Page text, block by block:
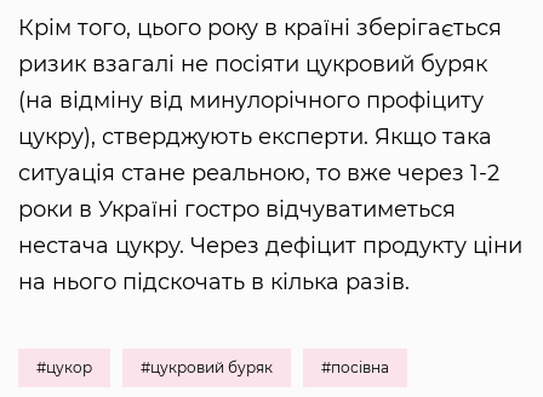
Крім того, цього року в країні зберігається
ризик взагалі не посіяти цукровий буряк
(на відміну від минулорічного профіциту
цукру), стверджують експерти. Якщо така
ситуація стане реальною, то вже через 1-2
роки в Україні гостро відчуватиметься
нестача цукру. Через дефіцит продукту ціни
на нього підскочать в кілька разів.
#цукор #цукровий буряк #посівна